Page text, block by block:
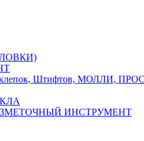
Штифтов, МОЛЛИ,
ИНСТРУМЕНТ